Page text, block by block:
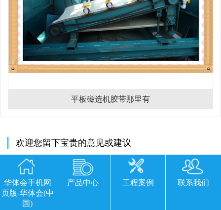
平板磁选机胶带那里有
欢迎您留下宝贵的意见或建议
华体会手机网
页版-华体会(中
国)
产品中心 工程案例 联系我们